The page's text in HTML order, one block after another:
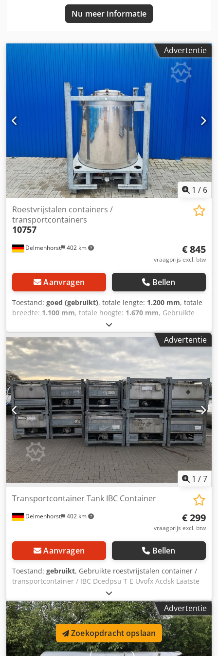
Nu meer informatie
Advertentie
1 / 6
Delmenhorst 402 km
Roestvrijstalen containers /
transportcontainers
10757
€ 845
vraagprijs excl. btw
Aanvragen Bellen
Toestand: goed (gebruikt), totale lengte: 1.200 mm, totale
breedte: 1.100 mm, totale hoogte: 1.670 mm, Gebruikte
roestvrijstalen container / transportcontainer / IBC Laatste
gebruik: Chemicaliën Artikelnummer: 10757 Inhoud: 1000
liter Type: Verticaal in gegalvaniseerd stapelframe
Materiaal (natte delen): 1.4301 / AISI304 Mangat 400mm
Uitvoering: Enkelwandig Werkdruk volgens typeplaatje:
0,33 bar Leeggewicht: 222kg Afmetingen tank: Totale
breedte: 1100mm Totale lengte: 1200mm Totale hoogte:
1670mm Materialen: Interieur: 1.4301 / AISI 304 Externe
delen: Gegalvaniseerd staal Uitrusting: Djdpfx Aoq Rc
Erecdock Typeplaatje: Ja Uitloop diameter: 50mm Afstand
afvoer tot vloer: 230mm
Advertentie
1 /7
Delmenhorst 402 km
Transportcontainer Tank IBC Container
€ 299
vraagprijs excl. btw
Aanvragen Bellen
Toestand: gebruikt, Gebruikte roestvrijstalen container /
transportcontainer / IBC Dcedpsu T E Uvofx Acdsk Laatste
gebruik: Chemicaliën Artikelnummer: 10288 Inhoud: 500
liter Type: Verticaal in gegalvaniseerd stapelframe
Materiaal (natte delen): 1.4301 / AISI304 Uitvoering:
Enkelwandig Bodem: Gebogen Bovenkant: Gebogen
Bedrijfsdruk volgens typeplaatje: +0,2 bar Afmetingen
tank: Totale breedte: 1200mm Totale lengte: 1000mm
Totale hoogte: 1000mm Materialen: Interieur: 1.4301 / AISI
Advertentie
Zoekopdracht opslaan